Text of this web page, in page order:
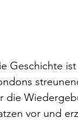
Geschichte
die
vor und